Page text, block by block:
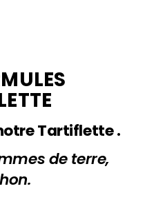
Tartiflette .
de terre,